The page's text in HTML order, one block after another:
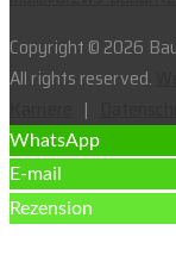
Copyright © 2026
All rights reserved.
|
WhatsApp
E-mail
Rezension